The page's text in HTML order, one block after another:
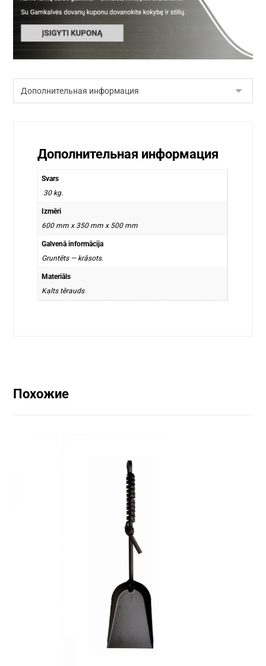
Дополнительная информация
Svars
30 kg.
Izmēri
600 mm x 350 mm x 500 mm
Galvenā informācija
Gruntēts — krāsots.
Materiāls
Kalts tērauds
Похожие